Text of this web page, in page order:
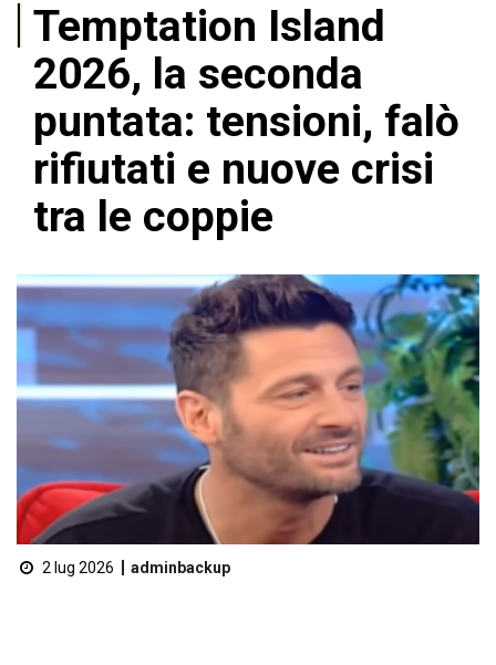
Temptation Island
2026, la seconda
puntata: tensioni, falò
rifiutati e nuove crisi
tra le coppie
2 lug 2026 adminbackup